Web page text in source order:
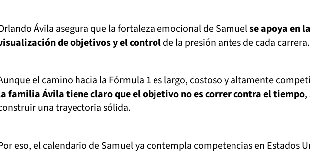
Ávila asegura que la fortaleza emocional de Samuelse apoya en
de objetivos y el controlde la presión antes de cada carrera.
el camino hacia la Fórmula 1 es largo, costoso y altamente
familia Ávila tiene claro que el objetivo no es correr contra el tiempo,
una trayectoria sólida.
eso, el calendario de Samuel ya contempla competencias en Estados